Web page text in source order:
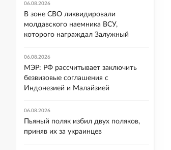
06.08.2026
В зоне СВО ликвидировали
молдавского наемника ВСУ,
которого награждал Залужный
06.08.2026
МЭР: РФ рассчитывает заключить
безвизовые соглашения с
Индонезией и Малайзией
06.08.2026
Пьяный поляк избил двух поляков,
приняв их за украинцев